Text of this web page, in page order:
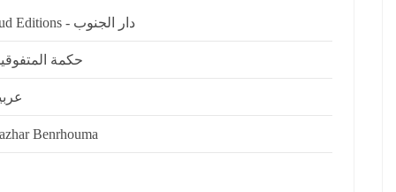
Sud Editions - دار الجنوب
حكمة
Benrhouma